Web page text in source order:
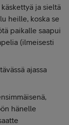
ja sieltä
heille, koska se
paikalle saapui
(ilmeisesti
ajassa
hänelle